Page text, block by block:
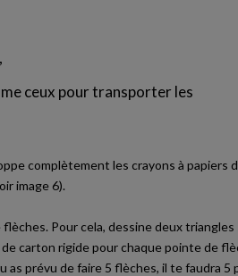
ceux pour transporter les
complètement les crayons à papiers
image 6).
Pour cela, dessine deux triangles
carton rigide pour chaque pointe de
as prévu de faire 5 flèches, il te faudra 5